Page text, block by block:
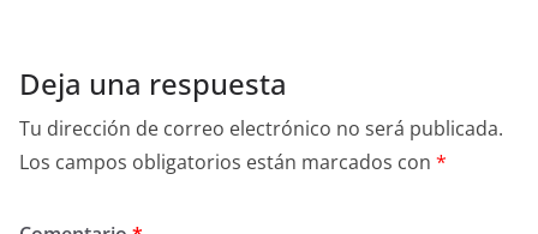
Deja una respuesta
Tu dirección de correo electrónico no será publicada.
Los campos obligatorios están marcados con *